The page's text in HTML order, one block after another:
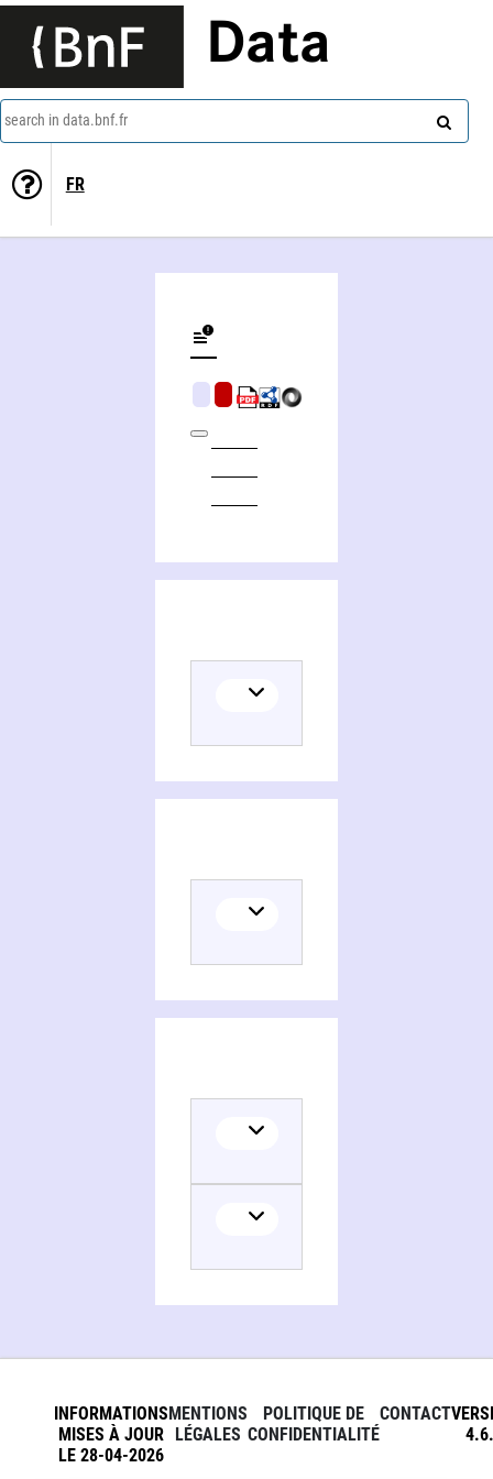
Data
search in data.bnf.fr
FR
INFORMATIONS
MISES À JOUR
LE 28-04-2026
MENTIONS
LÉGALES
POLITIQUE DE
CONFIDENTIALITÉ
CONTACT